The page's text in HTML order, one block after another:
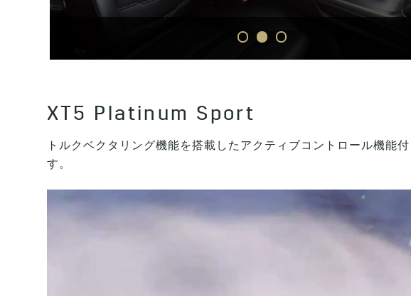
1 2 3
XT5 Platinum Sport
トルクベクタリング機能を搭載したアクティブコントロール機能
す。